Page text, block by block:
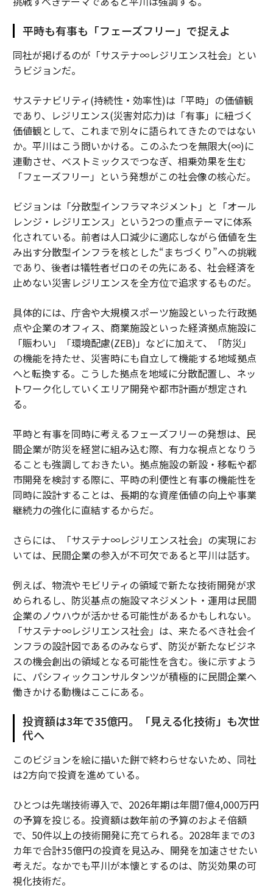
平時も有事も「フェーズフリー」で捉えよ
同社が掲げるのが「サステナ∞レジリエンス社会」とい
うビジョンだ。
サステナビリティ(持続性・効率性)は「平時」の価値観
であり、レジリエンス(災害対応力)は「有事」に紐づく
価値観として、これまで別々に語られてきたのではない
か。平川はこう問いかける。このふたつを無限大(∞)に
連動させ、ベストミックスでつなぎ、相乗効果を生む
「フェーズフリー」という発想がこの社会像の核心だ。
ビジョンは「分散型インフラマネジメント」と「オール
レンジ・レジリエンス」という2つの重点テーマに体系
化されている。前者は人口減少に適応しながら価値を生
み出す分散型インフラを核とした“まちづくり”への挑戦
であり、後者は犠牲者ゼロのその先にある、社会経済を
止めない災害レジリエンスを全方位で追求するものだ。
具体的には、庁舎や大規模スポーツ施設といった行政拠
点や企業のオフィス、商業施設といった経済拠点施設に
「賑わい」「環境配慮(ZEB)」などに加えて、「防災」
の機能を持たせ、災害時にも自立して機能する地域拠点
へと転換する。こうした拠点を地域に分散配置し、ネッ
トワーク化していくエリア開発や都市計画が想定され
る。
平時と有事を同時に考えるフェーズフリーの発想は、民
間企業が防災を経営に組み込む際、有力な視点となりう
ることも強調しておきたい。拠点施設の新設・移転や都
市開発を検討する際に、平時の利便性と有事の機能性を
同時に設計することは、長期的な資産価値の向上や事業
継続力の強化に直結するからだ。
さらには、「サステナ∞レジリエンス社会」の実現にお
いては、民間企業の参入が不可欠であると平川は話す。
例えば、物流やモビリティの領域で新たな技術開発が求
められるし、防災基点の施設マネジメント・運用は民間
企業のノウハウが活かせる可能性があるかもしれない。
「サステナ∞レジリエンス社会」は、来たるべき社会イ
ンフラの設計図であるのみならず、防災が新たなビジネ
スの機会創出の領域となる可能性を含む。後に示すよう
に、パシフィックコンサルタンツが積極的に民間企業へ
働きかける動機はここにある。
投資額は3年で35億円。「見える化技術」も次世
代へ
このビジョンを絵に描いた餅で終わらせないため、同社
は2方向で投資を進めている。
ひとつは先端技術導入で、2026年期は年間7億4,000万円
の予算を投じる。投資額は数年前の予算のおよそ倍額
で、50件以上の技術開発に充てられる。2028年までの3
カ年で合計35億円の投資を見込み、開発を加速させたい
考えだ。なかでも平川が本懐とするのは、防災効果の可
視化技術だ。